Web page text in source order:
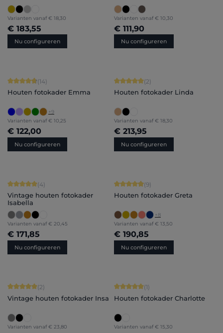
Varianten vanaf € 18,30
€ 183,55
Nu configureren
Varianten vanaf € 10,30
€ 111,90
Nu configureren
Gemiddelde score van 4.86 op 5 sterren
(14)
Houten fotokader Emma
+9
Varianten vanaf € 10,25
€ 122,00
Nu configureren
Gemiddelde score van 5 op 5 sterren
(2)
Houten fotokader Linda
Varianten vanaf € 18,30
€ 213,95
Nu configureren
Gemiddelde score van 5 op 5 sterren
(4)
Vintage houten fotokader
Isabella
Varianten vanaf € 20,45
€ 171,85
Nu configureren
Gemiddelde score van 4.89 op 5
(9)
Houten fotokader Greta
+8
Varianten vanaf € 13,50
€ 190,85
Nu configureren
Gemiddelde score van 5 op 5 sterren
(2)
Vintage houten fotokader Insa
Varianten vanaf € 23,80
Gemiddelde score van 5 op 5 sterren
(1)
Houten fotokader Charlotte
Varianten vanaf € 15,30